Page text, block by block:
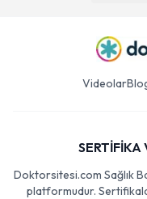
Videolar
SERTİFİKA
Doktorsitesi.com Sağlık
platformudur.